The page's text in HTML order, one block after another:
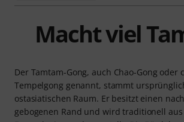
Macht viel
Der Tamtam-Gong, auch Chao-Gong oder
Tempelgong genannt, stammt
ostasiatischen Raum. Er besitzt einen
gebogenen Rand und wird traditionell